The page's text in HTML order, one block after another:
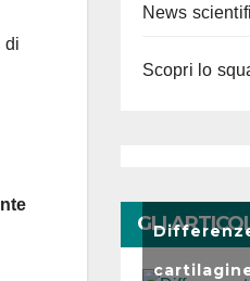
di
News
Scopri lo
GLI